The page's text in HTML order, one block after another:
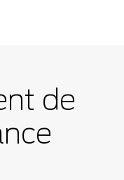
de